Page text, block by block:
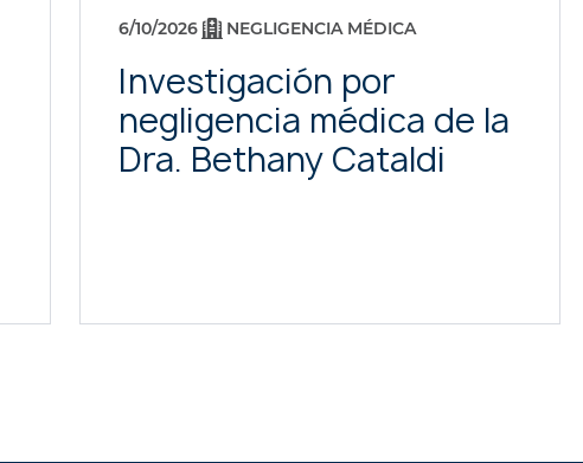
6/10/2026 NEGLIGENCIA MÉDICA
Investigación por
negligencia médica de la
Dra. Bethany Cataldi